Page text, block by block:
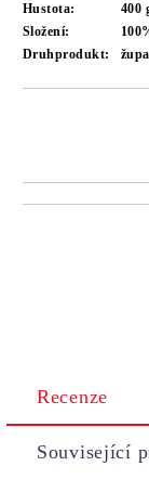
Hustota:
400
Složení:
Druhprodukt:
Recenze
Související